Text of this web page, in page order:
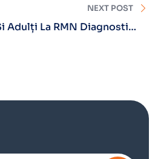
NEXT POST
Adulți La RMN Diagnostica